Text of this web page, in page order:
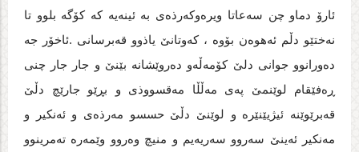
ئارۆ دماو چن سه‌عاتا ویره‌وکه‌رذه‌ی به‌ ئینه‌یه‌ که‌ کۆگه‌ بلوو تا
نه‌ختێو دڵم ئه‌هوه‌ن بۆوه‌ ، که‌وتانێ یاذوو قه‌برسانی .ئاخۆر جه‌
ده‌ورانوو جوانی دلێ کۆمه‌ڵه‌و ده‌روێشانه‌ بێنێ و جار جار چنی
ڕه‌فێقام لوێنمێ په‌ی مه‌ڵڵا مه‌قسووذی و بڕێو جارێچ دڵێ
قه‌برێوێنه‌ ئیژیێنێره‌ و لوێنێ دڵێ حسسو مه‌رذه‌ی و ئه‌نکیر و
مه‌نکیر ئه‌ینێ سه‌روو سه‌ریه‌یم و منیچ وه‌روو وێمه‌ره‌ ته‌مرینوو